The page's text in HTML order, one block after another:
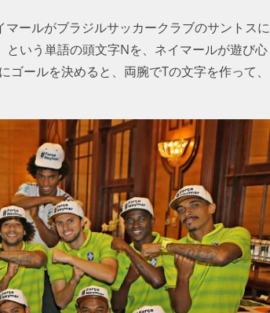
ールがブラジルサッカークラブのサントスに
いう単語の頭文字Nを、ネイマールが遊び心
ールを決めると、両腕でTの文字を作って、